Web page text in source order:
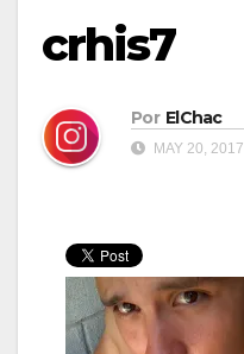
crhis7
Por ElChac
MAY 20, 2017